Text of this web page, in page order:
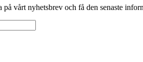
på vårt nyhetsbrev och få den senaste